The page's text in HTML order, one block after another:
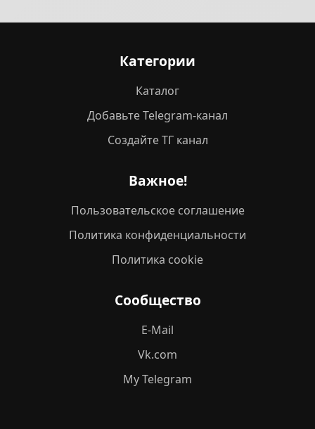
Категории
Каталог
Добавьте Telegram-канал
Создайте ТГ канал
Важное!
Пользовательское соглашение
Политика конфиденциальности
Политика cookie
Сообщество
E-Mail
Vk.com
My Telegram